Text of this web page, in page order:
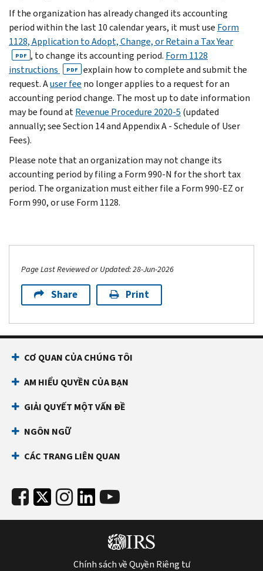
If the organization has already changed its accounting
period within the last 10 calendar years, it must use Form
1128, Application to Adopt, Change, or Retain a Tax Year
PDF , to change its accounting period. Form 1128
instructions
PDF
explain how to complete and submit the
request. Auser fee no longer applies to a request for an
accounting period change. The most up to date information
may be found atRevenue Procedure 2020-5 (updated
annually; see Section 14 and Appendix A - Schedule of User
Fees).
Please note that an organization may not change its
accounting period by filing a Form 990-N for the short tax
period. The organization must either file a Form 990-EZ or
Form 990, or use Form 1128.
Page Last Reviewed or Updated: 28-Jun-2026
Share Print
CƠ QUAN CỦA CHÚNG TÔI
AM HIỂU QUYỀN CỦA BẠN
GIẢI QUYẾT MỘT VẤN ĐỀ
NGÔN NGỮ
CÁC TRANG LIÊN QUAN
Chính sách về Quyền Riêng tư